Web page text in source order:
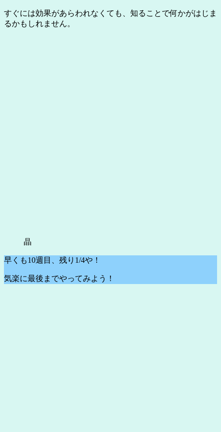
すぐには効果があらわれなくても、知ることで何かがはじま
るかもしれません。
晶
早くも10週目、残り1/4や！
気楽に最後までやってみよう！